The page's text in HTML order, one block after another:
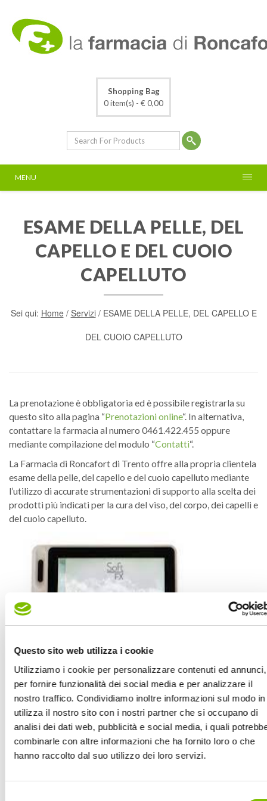
Questo sito web utilizza i cookie
Utilizziamo i cookie per personalizzare contenuti ed annunci,
per fornire funzionalità dei social media e per analizzare il
nostro traffico. Condividiamo inoltre informazioni sul modo
utilizza il nostro sito con i nostri partner che si occupano di
analisi dei dati web, pubblicità e social media, i quali
combinarle con altre informazioni che ha fornito loro o che
hanno raccolto dal suo utilizzo dei loro servizi.
Shopping Bag
0 item(s) - € 0,00
MENU
ESAME DELLA PELLE, DEL
CAPELLO E DEL CUOIO
CAPELLUTO
Sei qui: Home/ Servizi/ ESAME DELLA PELLE, DEL CAPELLO E
DEL CUOIO CAPELLUTO
La prenotazione è obbligatoria ed è possibile registrarla su
questo sito alla pagina “Prenotazioni online“. In alternativa,
contattare la farmacia al numero 0461.422.455 oppure
mediante compilazione del modulo “Contatti“.
La Farmacia di Roncafort di Trento offre alla propria clientela
esame della pelle, del capello e del cuoio capelluto mediante
l’utilizzo di accurate strumentazioni di supporto alla scelta dei
prodotti più indicati per la cura del viso, del corpo, dei capelli e
del cuoio capelluto.
ESAME DELLA PELLE
Con la misurazione di diversi parametri è possibile valutare
in modo oggettivo lo stato della pelle, il nostro organo